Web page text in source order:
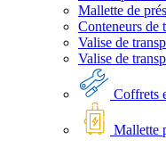
Mallette de
Conteneurs de
Valise de
Valise de
Coffrets
Mallette